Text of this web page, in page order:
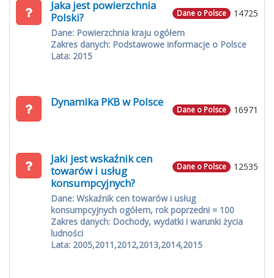
14725
Dane o Polsce
Jaka jest powierzchnia
Polski?
Dane: Powierzchnia kraju ogółem
Zakres danych: Podstawowe informacje o Polsce
Lata: 2015
16971
Dane o Polsce
Dynamika PKB w Polsce
12535
Dane o Polsce
Jaki jest wskaźnik cen
towarów i usług
konsumpcyjnych?
Dane: Wskaźnik cen towarów i usług
konsumpcyjnych ogółem, rok poprzedni = 100
Zakres danych: Dochody, wydatki i warunki życia
ludności
Lata: 2005,2011,2012,2013,2014,2015